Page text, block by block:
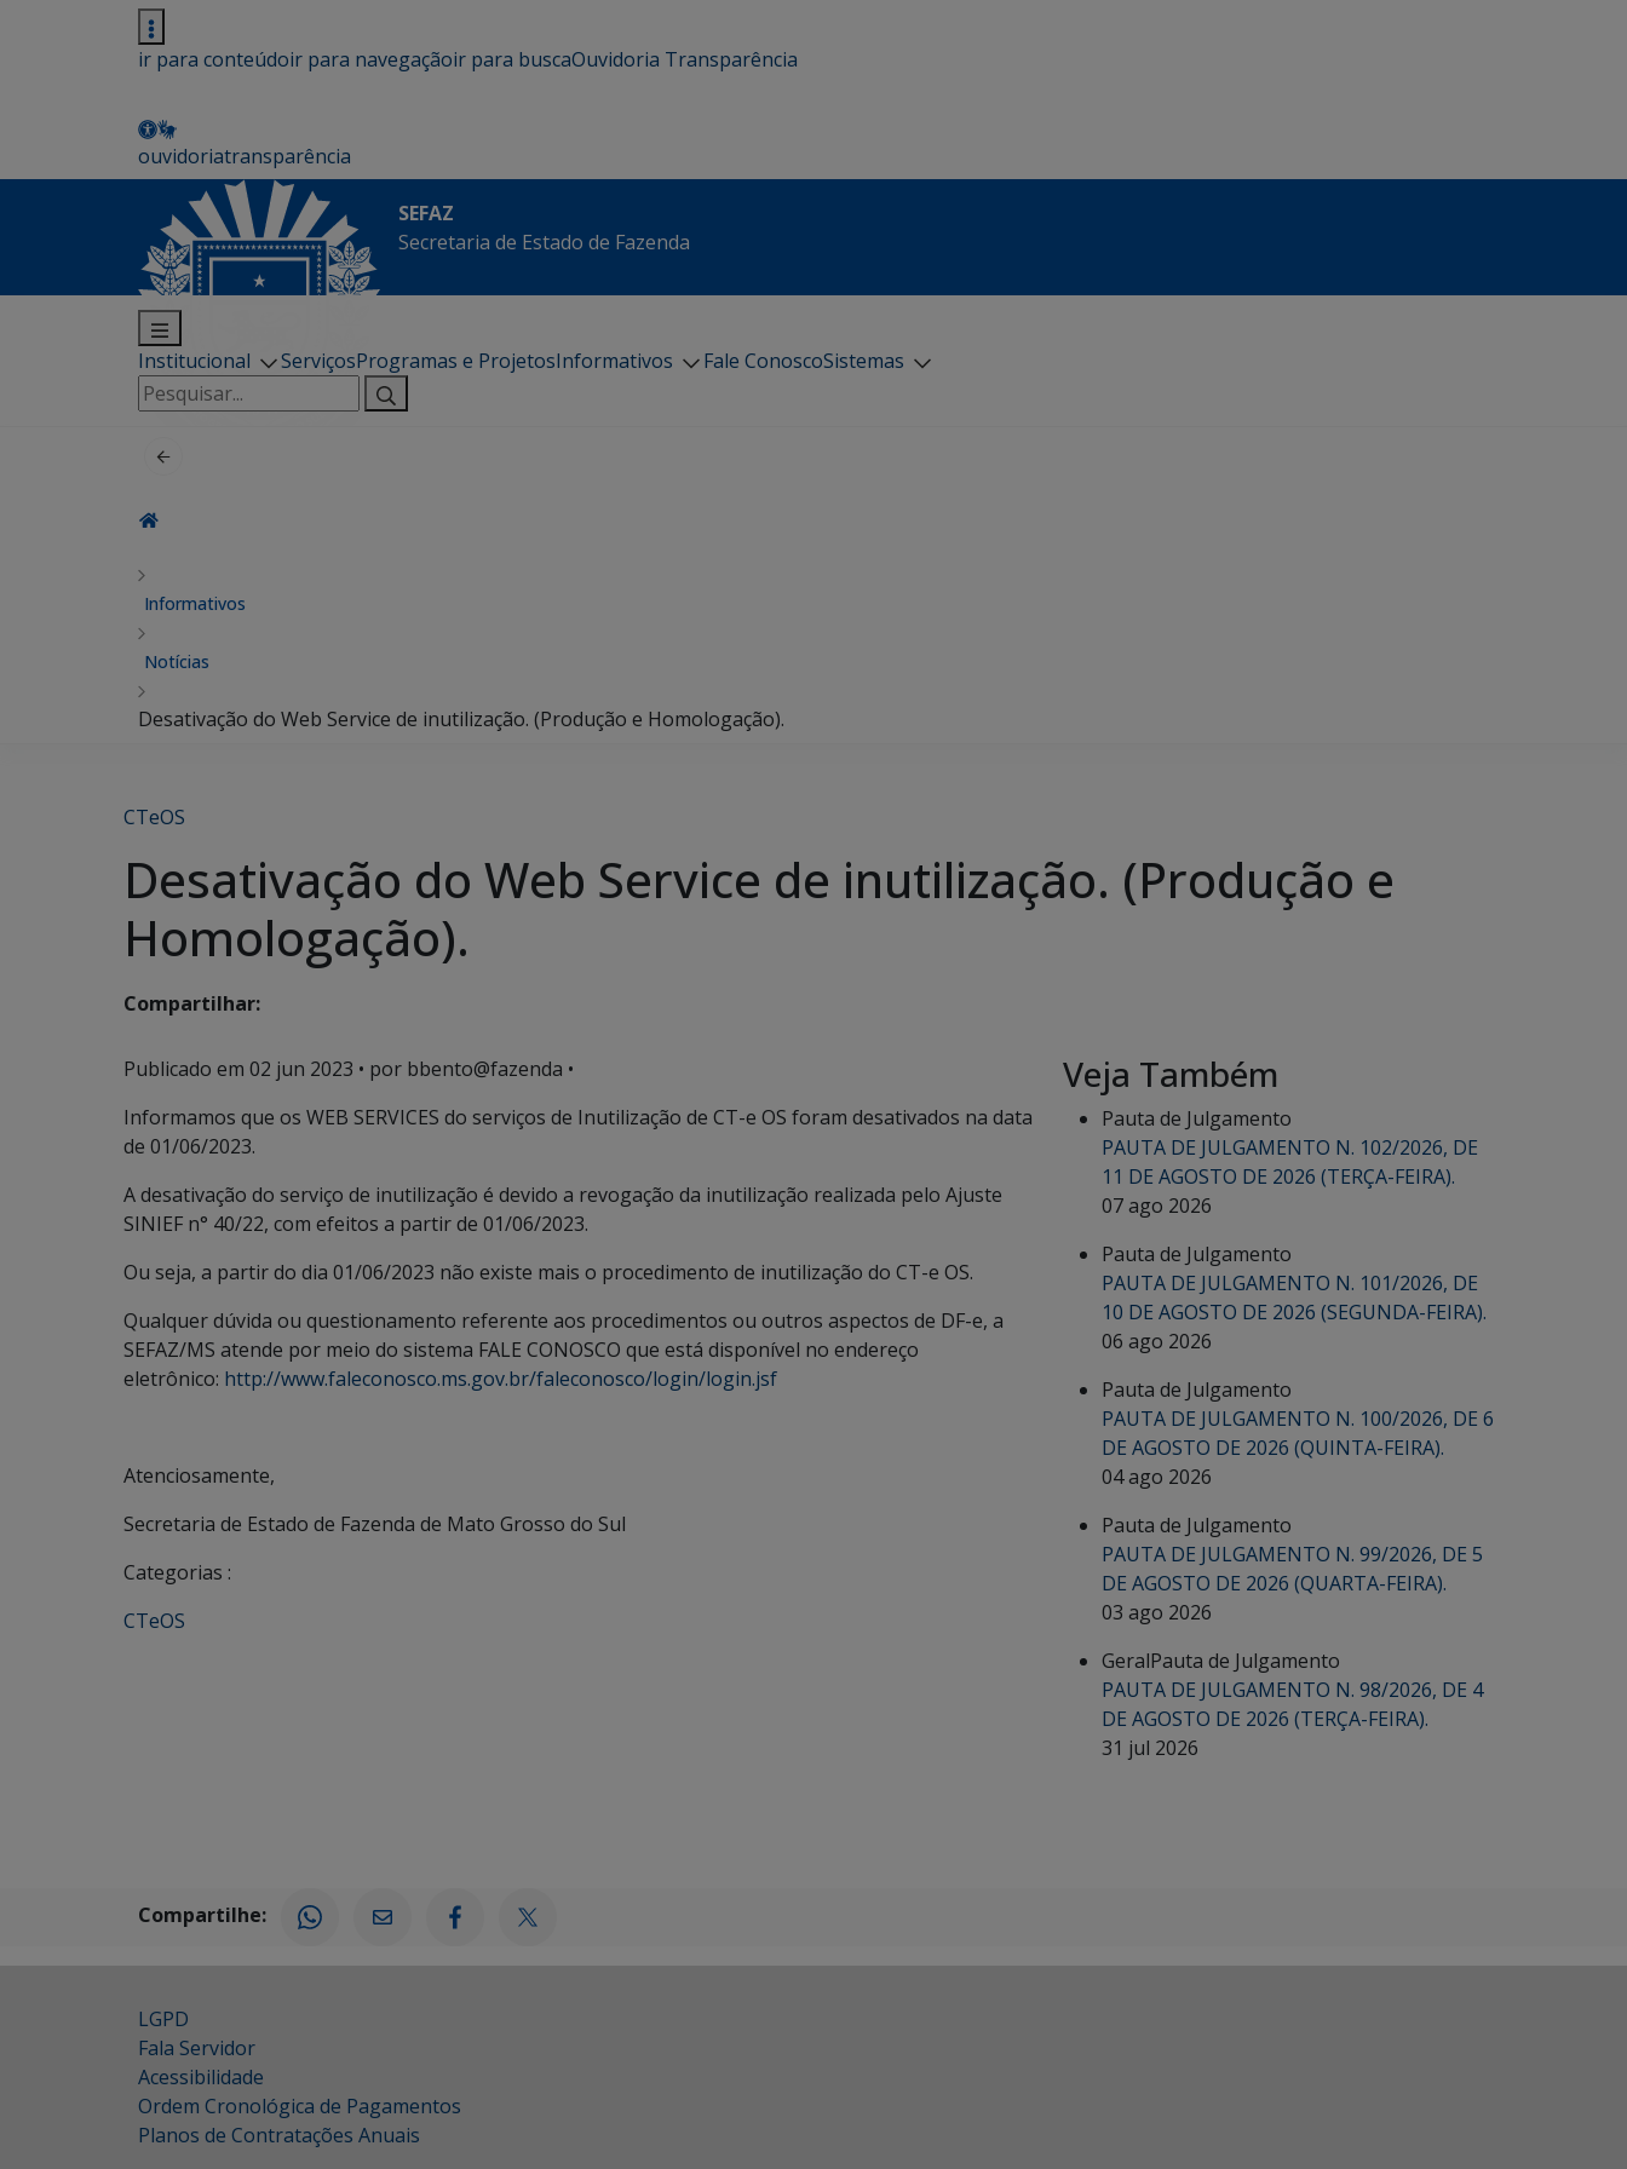
ir para conteúdoir para navegaçãoir para buscaOuvidoria Transparência
ouvidoriatransparência
SEFAZ
Secretaria de Estado de Fazenda
Institucional ServiçosProgramas e ProjetosInformativos Fale ConoscoSistemas
Pesquisar
por:
Informativos
Notícias
Desativação do Web Service de inutilização. (Produção e Homologação).
CTeOS
Desativação do Web Service de inutilização. (Produção e
Homologação).
Compartilhar:
Publicado em 02 jun 2023 • por bbento@fazenda •
Informamos que os WEB SERVICES do serviços de Inutilização de CT-e OS foram desativados na data
de 01/06/2023.
A desativação do serviço de inutilização é devido a revogação da inutilização realizada pelo Ajuste
SINIEF n° 40/22, com efeitos a partir de 01/06/2023.
Ou seja, a partir do dia 01/06/2023 não existe mais o procedimento de inutilização do CT-e OS.
Qualquer dúvida ou questionamento referente aos procedimentos ou outros aspectos de DF-e, a
SEFAZ/MS atende por meio do sistema FALE CONOSCO que está disponível no endereço
eletrônico: http://www.faleconosco.ms.gov.br/faleconosco/login/login.jsf
Atenciosamente,
Secretaria de Estado de Fazenda de Mato Grosso do Sul
Categorias :
CTeOS
Veja Também
Pauta de Julgamento
PAUTA DE JULGAMENTO N. 102/2026, DE
11 DE AGOSTO DE 2026 (TERÇA-FEIRA).
07 ago 2026
Pauta de Julgamento
PAUTA DE JULGAMENTO N. 101/2026, DE
10 DE AGOSTO DE 2026 (SEGUNDA-FEIRA).
06 ago 2026
Pauta de Julgamento
PAUTA DE JULGAMENTO N. 100/2026, DE 6
DE AGOSTO DE 2026 (QUINTA-FEIRA).
04 ago 2026
Pauta de Julgamento
PAUTA DE JULGAMENTO N. 99/2026, DE 5
DE AGOSTO DE 2026 (QUARTA-FEIRA).
03 ago 2026
GeralPauta de Julgamento
PAUTA DE JULGAMENTO N. 98/2026, DE 4
DE AGOSTO DE 2026 (TERÇA-FEIRA).
31 jul 2026
Compartilhe:
LGPD
Fala Servidor
Acessibilidade
Ordem Cronológica de Pagamentos
Planos de Contratações Anuais